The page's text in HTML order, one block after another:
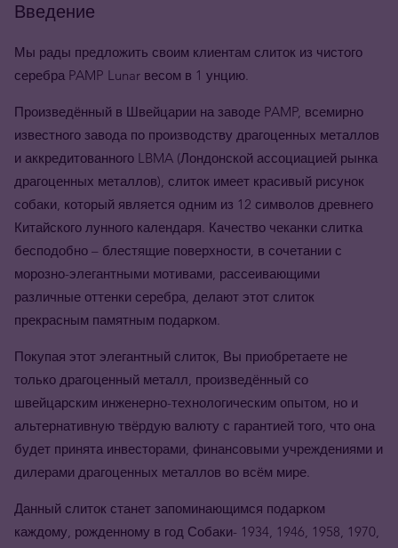
Введение
Мы рады предложить своим клиентам слиток из чистого
серебра PAMP Lunar весом в 1 унцию.
Произведённый в Швейцарии на заводе PAMP, всемирно
известного завода по производству драгоценных металлов
и аккредитованного LBMA (Лондонской ассоциацией рынка
драгоценных металлов), слиток имеет красивый рисунок
собаки, который является одним из 12 символов древнего
Китайского лунного календаря. Качество чеканки слитка
бесподобно – блестящие поверхности, в сочетании с
морозно-элегантными мотивами, рассеивающими
различные оттенки серебра, делают этот слиток
прекрасным памятным подарком.
Покупая этот элегантный слиток, Вы приобретаете не
только драгоценный металл, произведённый со
швейцарским инженерно-технологическим опытом, но и
альтернативную твёрдую валюту с гарантией того, что она
будет принята инвесторами, финансовыми учреждениями и
дилерами драгоценных металлов во всём мире.
Данный слиток станет запоминающимся подарком
каждому, рожденному в год Собаки- 1934, 1946, 1958, 1970,